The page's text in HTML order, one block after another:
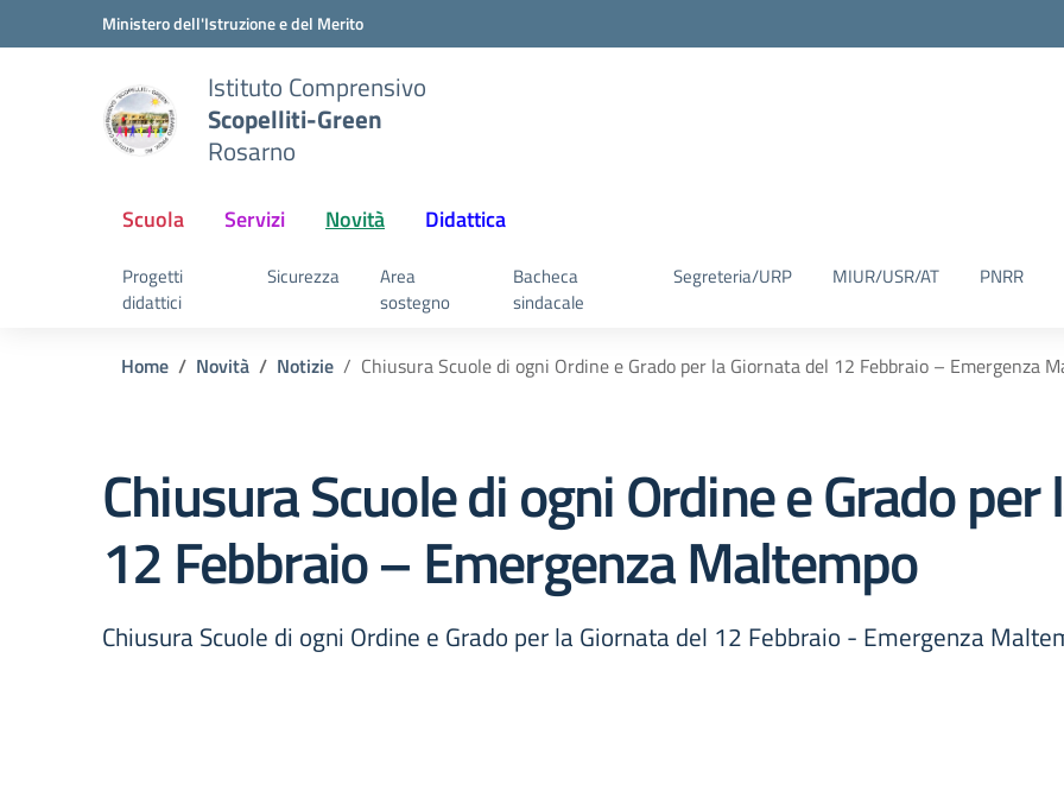
Vai ai contenuti
Vai al menu di navigazioneMinistero dell'Istruzione e del Merito
Istituto Comprensivo
Scopelliti-Green
Rosarno
Scuola Servizi Novità Didattica
Progetti
didattici
Sicurezza
Area
sostegno
Bacheca
sindacale
Segreteria/URP MIUR/USR/AT PNRR
Home Novità Notizie Chiusura Scuole di ogni Ordine e Grado per la Giornata del 12 Febbraio – Emergenza
Chiusura Scuole di ogni Ordine e Grado per
12 Febbraio – Emergenza Maltempo
Chiusura Scuole di ogni Ordine e Grado per la Giornata del 12 Febbraio - Emergenza